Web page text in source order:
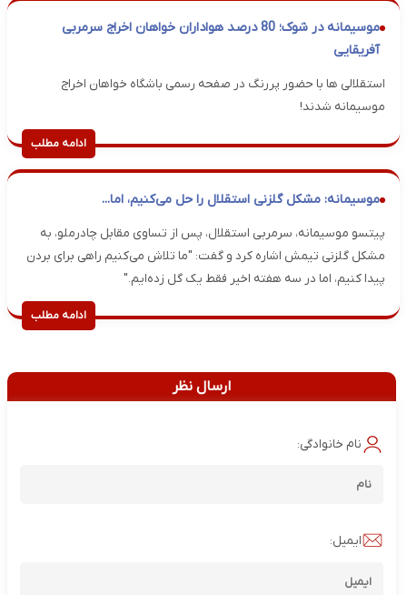
موسیمانه در شوک؛ 80 درصد هواداران خواهان اخراج سرمربی
آفریقایی
استقلالی ها با حضور پررنگ در صفحه رسمی باشگاه خواهان اخراج
موسیمانه شدند!
ادامه مطلب
موسیمانه: مشکل گلزنی استقلال را حل می‌کنیم، اما...
پیتسو موسیمانه، سرمربی استقلال، پس از تساوی مقابل چادرملو، به
مشکل گلزنی تیمش اشاره کرد و گفت: "ما تلاش می‌کنیم راهی برای بردن
پیدا کنیم، اما در سه هفته اخیر فقط یک گل زده‌ایم."
ادامه مطلب
ارسال نظر
نام خانوادگی:
ایمیل: